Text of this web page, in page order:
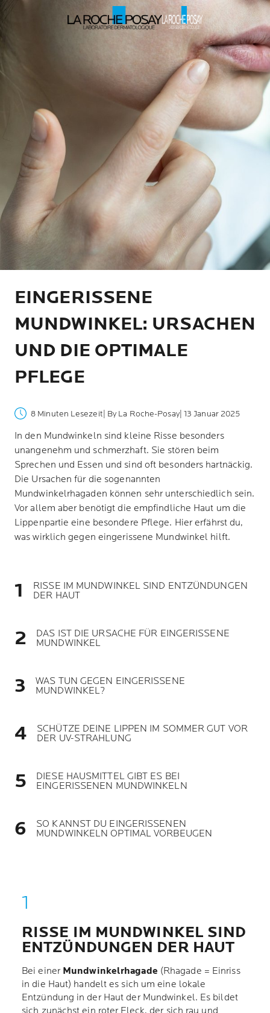
EINGERISSENE
MUNDWINKEL: URSACHEN
UND DIE OPTIMALE
PFLEGE
8 Minuten Lesezeit | By La Roche-Posay| 13 Januar 2025
In den Mundwinkeln sind kleine Risse besonders
unangenehm und schmerzhaft. Sie stören beim
Sprechen und Essen und sind oft besonders hartnäckig.
Die Ursachen für die sogenannten
Mundwinkelrhagaden können sehr unterschiedlich sein.
Vor allem aber benötigt die empfindliche Haut um die
Lippenpartie eine besondere Pflege. Hier erfährst du,
was wirklich gegen eingerissene Mundwinkel hilft.
RISSE IM MUNDWINKEL SIND ENTZÜNDUNGEN
DER HAUT
DAS IST DIE URSACHE FÜR EINGERISSENE
MUNDWINKEL
WAS TUN GEGEN EINGERISSENE
MUNDWINKEL?
SCHÜTZE DEINE LIPPEN IM SOMMER GUT VOR
DER UV-STRAHLUNG
DIESE HAUSMITTEL GIBT ES BEI
EINGERISSENEN MUNDWINKELN
SO KANNST DU EINGERISSENEN
MUNDWINKELN OPTIMAL VORBEUGEN
RISSE IM MUNDWINKEL SIND
ENTZÜNDUNGEN DER HAUT
Bei einer Mundwinkelrhagade (Rhagade = Einriss
in die Haut) handelt es sich um eine lokale
Entzündung in der Haut der Mundwinkel. Es bildet